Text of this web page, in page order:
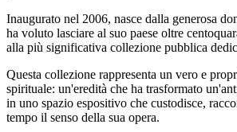
Inaugurato nel 2006, nasce dalla generosa
ha voluto lasciare al suo paese oltre
alla più significativa collezione pubblica
Questa collezione rappresenta un vero e
spirituale: un'eredità che ha trasformato
in uno spazio espositivo che custodisce,
tempo il senso della sua opera.